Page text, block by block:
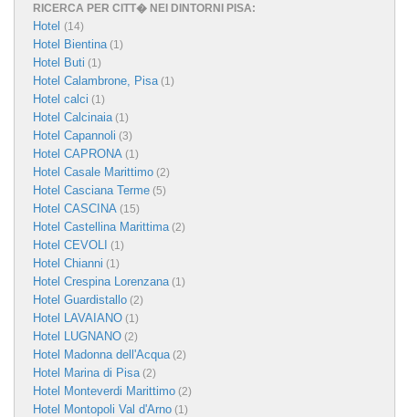
RICERCA PER CITT� NEI DINTORNI PISA:
Hotel (14)
Hotel Bientina(1)
Hotel Buti (1)
Hotel Calambrone, Pisa(1)
Hotel calci (1)
Hotel Calcinaia(1)
Hotel Capannoli (3)
Hotel CAPRONA (1)
Hotel Casale Marittimo (2)
Hotel Casciana Terme (5)
Hotel CASCINA (15)
Hotel Castellina Marittima(2)
Hotel CEVOLI (1)
Hotel Chianni (1)
Hotel Crespina Lorenzana(1)
Hotel Guardistallo (2)
Hotel LAVAIANO (1)
Hotel LUGNANO (2)
Hotel Madonna dell'Acqua(2)
Hotel Marina di Pisa(2)
Hotel Monteverdi Marittimo (2)
Hotel Montopoli Val d'Arno (1)